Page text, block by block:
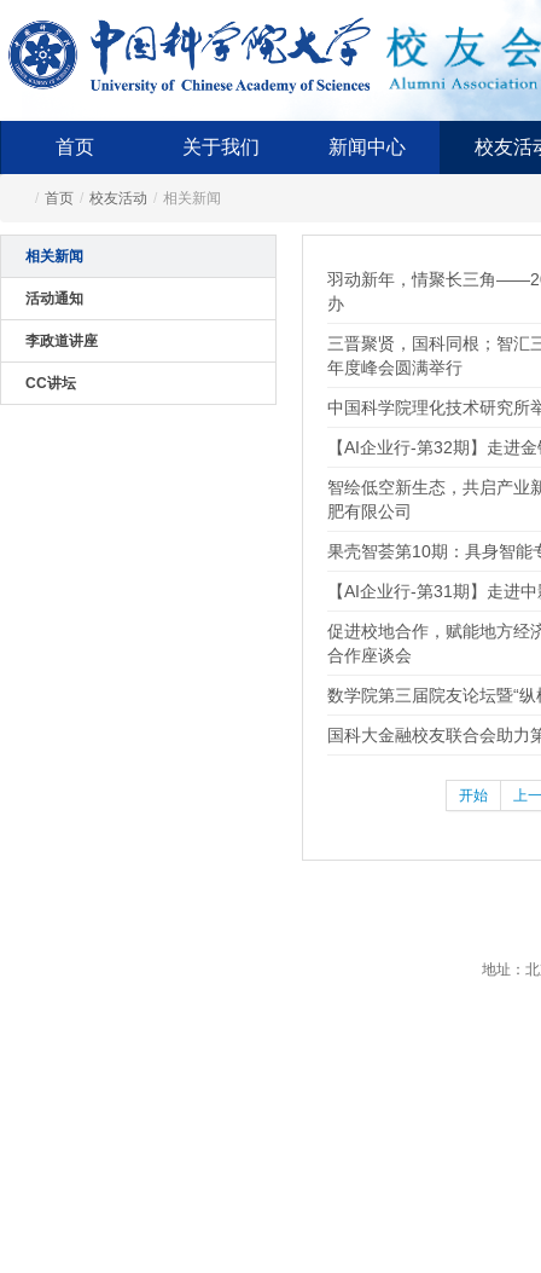
首页 关于我们 新闻中心 校友活
/ 首页 / 校友活动 / 相关新闻
相关新闻
活动通知
李政道讲座
CC讲坛
羽动新年，情聚长三角
办
三晋聚贤，国科同根；智
年度峰会圆满举行
中国科学院理化技术研究所
【AI企业行-第32期】走进
智绘低空新生态，共启产
肥有限公司
果壳智荟第10期：具身智能
【AI企业行-第31期】走进
促进校地合作，赋能地方
合作座谈会
数学院第三届院友论坛暨“
国科大金融校友联合会助力
开始 上
地址：